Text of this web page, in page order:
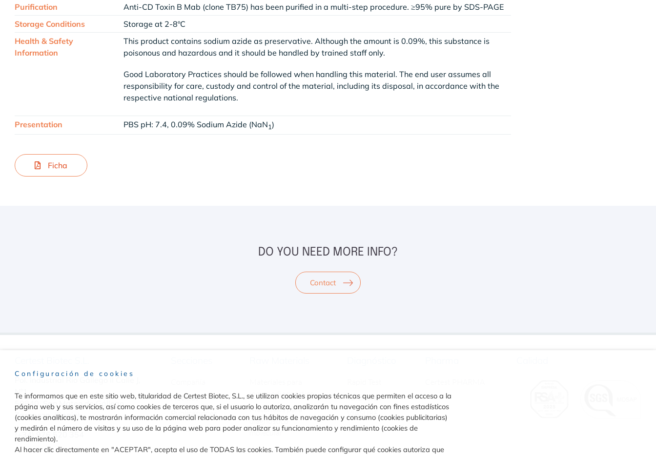
Purification
Anti-CD Toxin B Mab (clone TB75) has been purified in a multi-step procedure. ≥95% pure by SDS-PAGE
Storage Conditions
Storage at 2-8ºC
Health & Safety
Information
This product contains sodium azide as preservative. Although the amount is 0.09%, this substance is
poisonous and hazardous and it should be handled by trained staff only.
Good Laboratory Practices should be followed when handling this material. The end user assumes all
responsibility for care, custody and control of the material, including its disposal, in accordance with the
respective national regulations.
Presentation PBS pH: 7.4, 0.09% Sodium Azide (NaN1)
Ficha
DO YOU NEED MORE INFO?
Contact
Pol. Industrial Río Gállego II Calle J,
Nº1
50840, San Mateo de Gállego
Zaragoza, (Spain)
(+34) 976 520 354
Noticias
Publicaciones
Contacto
inmunodiagnóstico
Materiales para
diagnóstico
molecular
Turbilatex
VIASURE
CLIA
Configuración de cookies
Te informamos que en este sitio web, titularidad de Certest Biotec, S.L., se utilizan cookies propias técnicas que permiten el acceso a la
página web y sus servicios, así como cookies de terceros que, si el usuario lo autoriza, analizarán tu navegación con fines estadísticos
(cookies analíticas), te mostrarán información comercial relacionada con tus hábitos de navegación y consumo (cookies publicitarias)
y medirán el número de visitas y su uso de la página web para poder analizar su funcionamiento y rendimiento (cookies de
rendimiento).
Al hacer clic directamente en "ACEPTAR", acepta el uso de TODAS las cookies. También puede configurar qué cookies autoriza que